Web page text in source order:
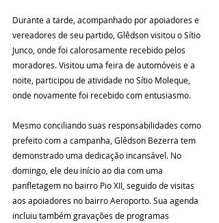
Durante a tarde, acompanhado por apoiadores e
vereadores de seu partido, Glêdson visitou o Sítio
Junco, onde foi calorosamente recebido pelos
moradores. Visitou uma feira de automóveis e a
noite, participou de atividade no Sítio Moleque,
onde novamente foi recebido com entusiasmo.
Mesmo conciliando suas responsabilidades como
prefeito com a campanha, Glêdson Bezerra tem
demonstrado uma dedicação incansável. No
domingo, ele deu início ao dia com uma
panfletagem no bairro Pio XII, seguido de visitas
aos apoiadores no bairro Aeroporto. Sua agenda
incluiu também gravações de programas